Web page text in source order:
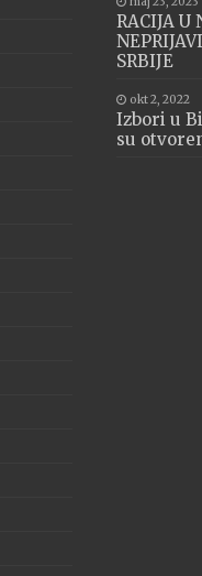
RACIJA U
SRBIJE
okt 2, 2022
Izbori u
su